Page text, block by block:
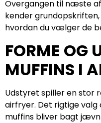
Overgangen til næste
kender
hvordan du vælger de
FORME OG
MUFFINS I
Udstyret spiller en stor
airfryer. Det rigtige
muffins bliver bagt